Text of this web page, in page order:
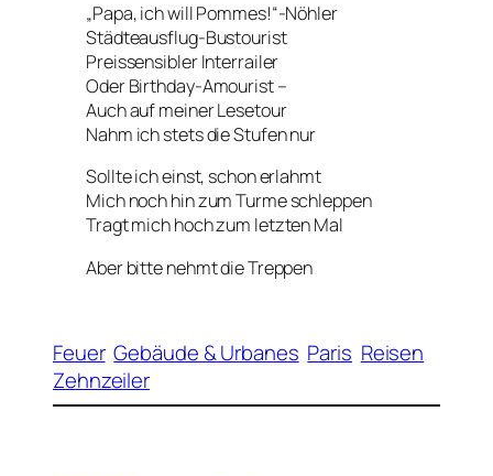
„Papa, ich will Pommes!“-Nöhler
Städteausflug-Bustourist
Preissensibler Interrailer
Oder Birthday-Amourist –
Auch auf meiner Lesetour
Nahm ich stets die Stufen nur
Sollte ich einst, schon erlahmt
Mich noch hin zum Turme schleppen
Tragt mich hoch zum letzten Mal
Aber bitte nehmt die Treppen
Feuer Gebäude & Urbanes Paris Reisen
Zehnzeiler